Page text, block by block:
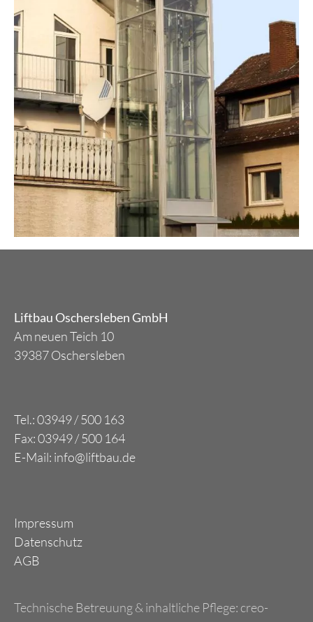
Liftbau Oschersleben GmbH
Am neuen Teich 10
39387 Oschersleben
Tel.: 03949 / 500 163
Fax: 03949 / 500 164
E-Mail: info@liftbau.de
Impressum
Datenschutz
AGB
Technische Betreuung & inhaltliche Pflege: creo-